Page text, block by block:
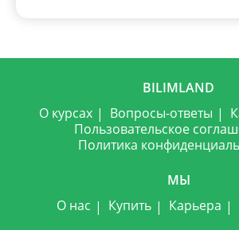
BILIMLAND
О курсах
Вопросы-ответы
Пользовательское
Политика
МЫ
О нас
Купить Карьера